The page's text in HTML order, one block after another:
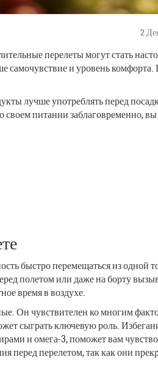
2
перелеты могут стать
самочувствие и уровень
лучше употреблять перед
о своем питании заблаговременно,
быстро перемещаться из
полетом или даже на борту
время в воздухе.
Он чувствителен ко многим
сыграть ключевую роль.
и омега-3, поможет вам
перед перелетом, так как они